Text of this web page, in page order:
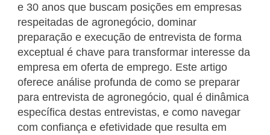
e 30 anos que buscam posições em empresas
respeitadas de agronegócio, dominar
preparação e execução de entrevista de forma
exceptual é chave para transformar interesse da
empresa em oferta de emprego. Este artigo
oferece análise profunda de como se preparar
para entrevista de agronegócio, qual é dinâmica
específica destas entrevistas, e como navegar
com confiança e efetividade que resulta em